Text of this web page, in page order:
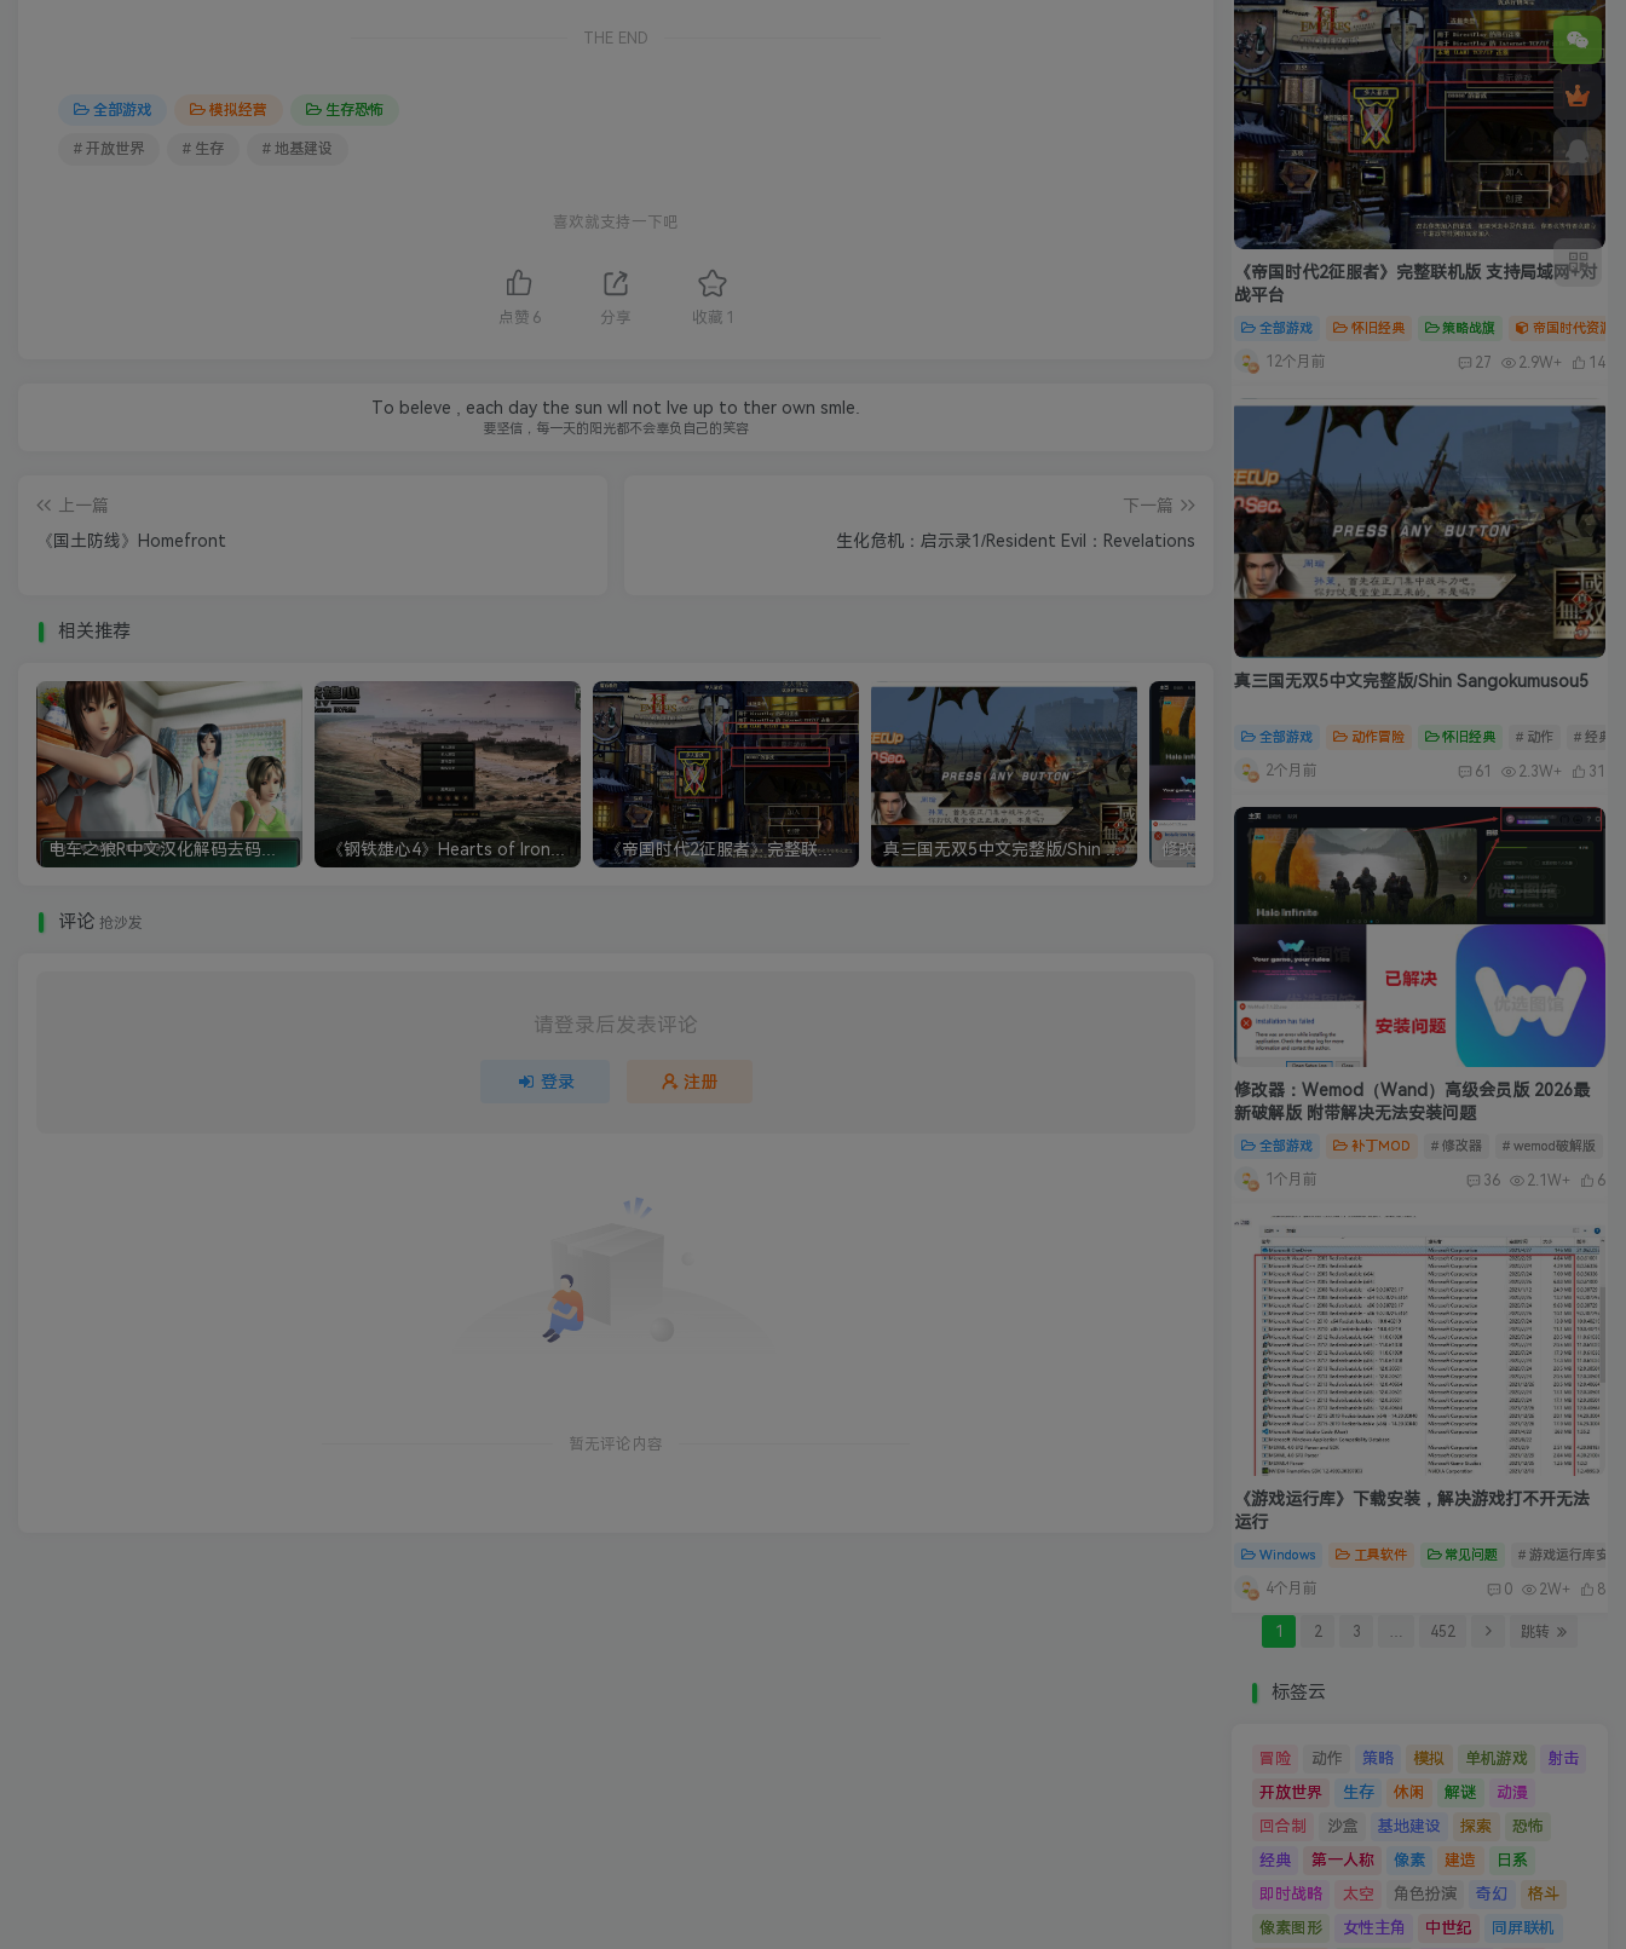
THE END
全部游戏 模拟经营 生存恐怖
# 开放世界 # 生存 # 地基建设
喜欢就支持一下吧
点赞 6 分享 收藏 1
To beleve , each day the sun wll not lve up to ther own smle.
要坚信，每一天的阳光都不会辜负自己的笑容
上一篇
《国土防线》Homefront
下一篇
生化危机：启示录1/Resident Evil：Revelations
相关推荐
《帝国时代2征服者》完整联机版 支持局域网+对战平台 真三国无双5中文完整版/Shin Sangokumusou5
评论 抢沙发
请登录后发表评论
登录 注册
暂无评论内容
《帝国时代2征服者》完整联机版 支持局域网+对
战平台
全部游戏 怀旧经典 策略战旗 帝国时代资源
12个月前 27 2.9W+ 14
真三国无双5中文完整版/Shin Sangokumusou5
全部游戏 动作冒险 怀旧经典 # 动作 # 经典
2个月前 61 2.3W+ 31
修改器：Wemod（Wand）高级会员版 2026最
新破解版 附带解决无法安装问题
全部游戏 补丁MOD # 修改器 # wemod破解版
1个月前 36 2.1W+ 6
《游戏运行库》下载安装，解决游戏打不开无法
运行
Windows 工具软件 常见问题 # 游戏运行库安装
4个月前 0 2W+ 8
1 2 3 … 452 跳转
标签云
冒险 动作 策略 模拟 单机游戏
射击
开放世界
生存 休闲 解谜
动漫
回合制
沙盒 基地建设 探索
恐怖
经典
第一人称 像素 建造
日系
即时战略
太空 角色扮演 奇幻
格斗
像素图形
女性主角 中世纪 同屏联机